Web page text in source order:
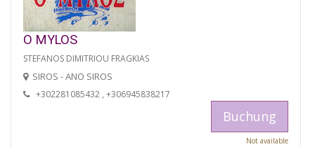
O MYLOS
STEFANOS DIMITRIOU FRAGKIAS
SIROS - ANO SIROS
+302281085432 , +306945838217
Buchung
Not available